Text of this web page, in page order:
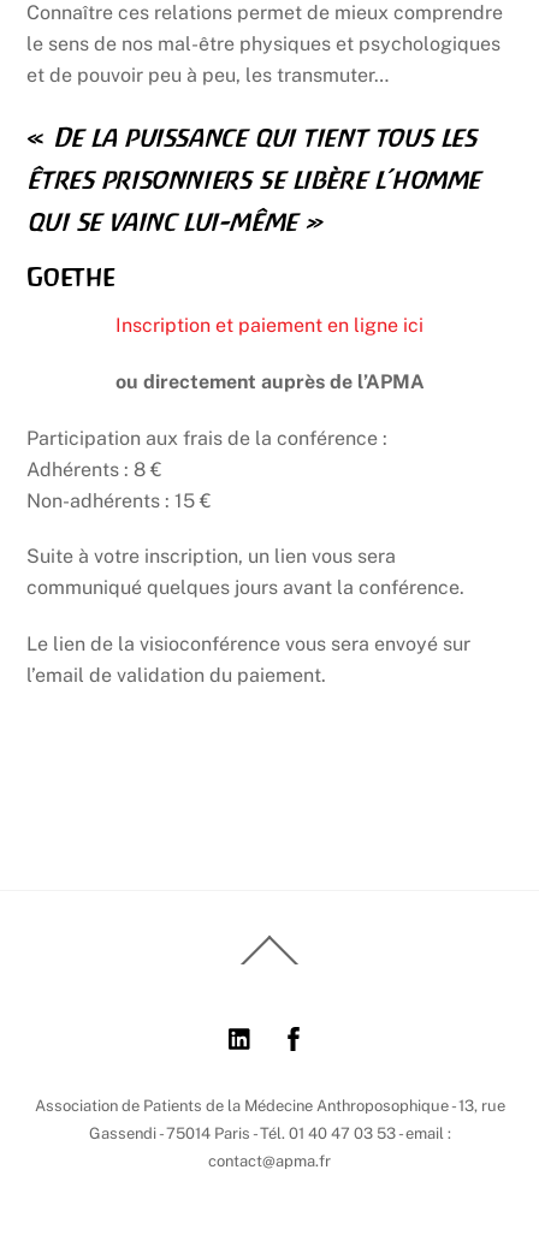
Connaître ces relations permet de mieux comprendre
le sens de nos mal-être physiques et psychologiques
et de pouvoir peu à peu, les transmuter…
« De la puissance qui tient tous les
êtres prisonniers se libère l’homme
qui se vainc lui-même »
Goethe
Inscription et paiement en ligne ici
ou directement auprès de l’APMA
Participation aux frais de la conférence :
Adhérents : 8 €
Non-adhérents : 15 €
Suite à votre inscription, un lien vous sera
communiqué quelques jours avant la conférence.
Le lien de la visioconférence vous sera envoyé sur
l’email de validation du paiement.
To
Association de Patients de la Médecine Anthroposophique - 13, rue
Gassendi - 75014 Paris - Tél. 01 40 47 03 53 - email :
contact@apma.fr